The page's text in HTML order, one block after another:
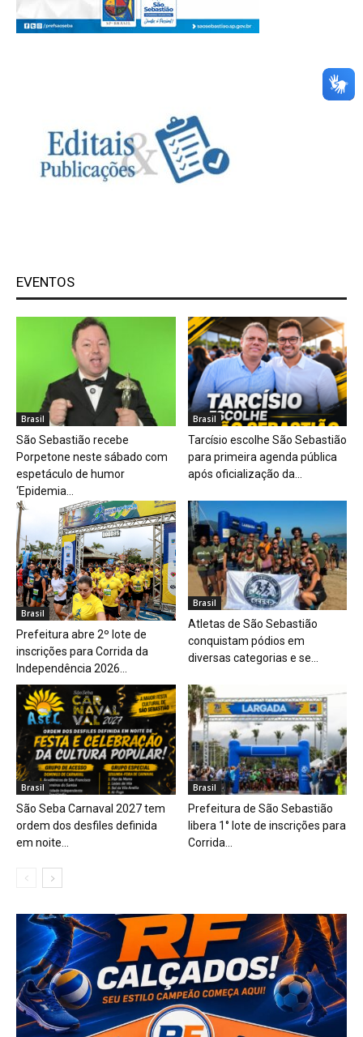
EVENTOS
Brasil
São Sebastião recebe
Porpetone neste sábado com
espetáculo de humor
‘Epidemia...
Brasil
Tarcísio escolhe São Sebastião
para primeira agenda pública
após oficialização da...
Brasil
Prefeitura abre 2º lote de
inscrições para Corrida da
Independência 2026...
Brasil
Atletas de São Sebastião
conquistam pódios em
diversas categorias e se...
Brasil
São Seba Carnaval 2027 tem
ordem dos desfiles definida
em noite...
Brasil
Prefeitura de São Sebastião
libera 1° lote de inscrições para
Corrida...